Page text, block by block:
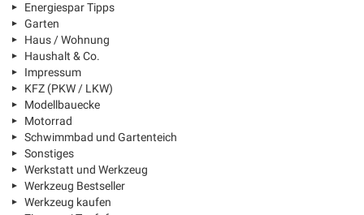
Energiespar Tipps
Garten
Haus / Wohnung
Haushalt & Co.
Impressum
KFZ (PKW / LKW)
Modellbauecke
Motorrad
Schwimmbad und Gartenteich
Sonstiges
Werkstatt und Werkzeug
Werkzeug Bestseller
Werkzeug kaufen